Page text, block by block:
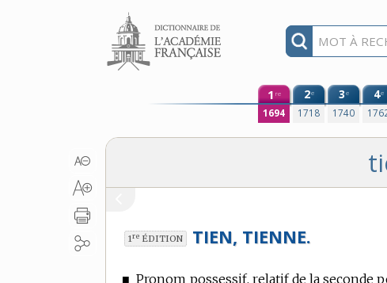
Aller au contenu
1 re
1694
2e
1718
3e
1740
4e
1re ÉDITION TIEN, TIENNE.
■Pronom possessif, relatif de la seconde